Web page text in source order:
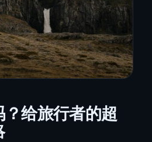
给旅行者的超